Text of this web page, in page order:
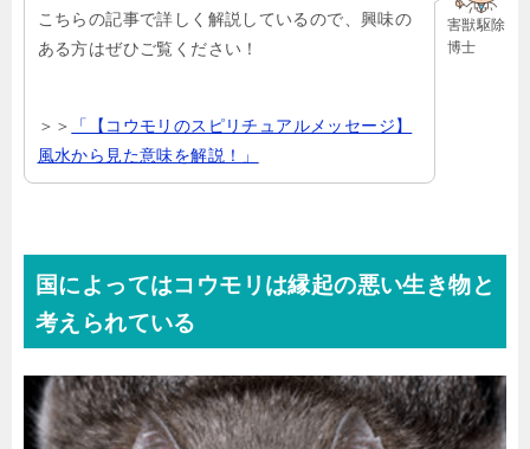
害獣駆除
博士
こちらの記事で詳しく解説しているので、興味の
ある方はぜひご覧ください！
＞＞
「【コウモリのスピリチュアルメッセージ】
風水から見た意味を解説！」
国によってはコウモリは縁起の悪い生き物と
考えられている